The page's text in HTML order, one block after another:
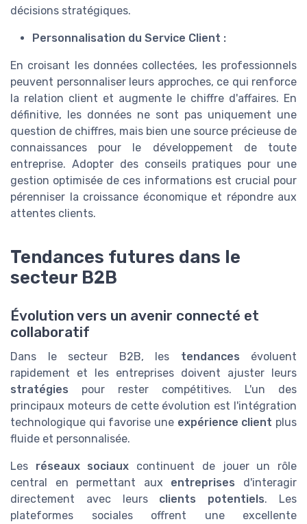
décisions stratégiques.
Personnalisation du Service Client :
En croisant les données collectées, les professionnels
peuvent personnaliser leurs approches, ce qui renforce
la relation client et augmente le chiffre d'affaires. En
définitive, les données ne sont pas uniquement une
question de chiffres, mais bien une source précieuse de
connaissances pour le développement de toute
entreprise. Adopter des conseils pratiques pour une
gestion optimisée de ces informations est crucial pour
pérenniser la croissance économique et répondre aux
attentes clients.
Tendances futures dans le
secteur B2B
Évolution vers un avenir connecté et
collaboratif
Dans le secteur B2B, les tendances évoluent
rapidement et les entreprises doivent ajuster leurs
stratégies pour rester compétitives. L'un des
principaux moteurs de cette évolution est l'intégration
technologique qui favorise une expérience client plus
fluide et personnalisée.
Les réseaux sociaux continuent de jouer un rôle
central en permettant aux entreprises d'interagir
directement avec leurs clients potentiels. Les
plateformes sociales offrent une excellente